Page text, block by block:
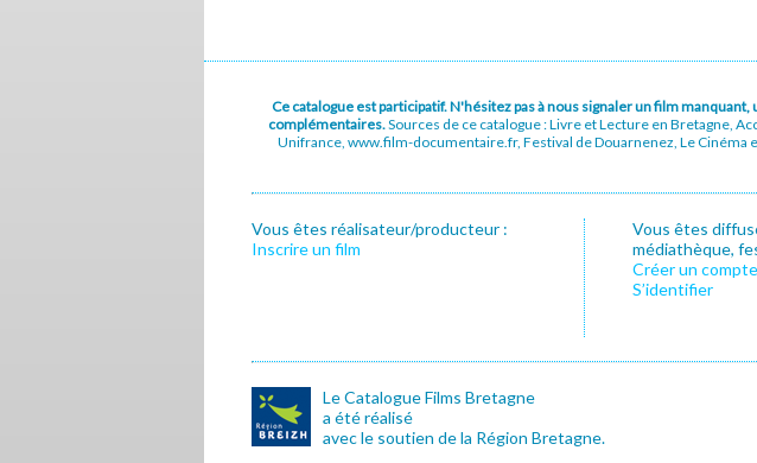
Ce catalogue est participatif. N'hésitez pas à nous signaler un film
complémentaires.Sources de ce catalogue : Livre et Lecture en Bretagne,
Unifrance, www.film-documentaire.fr, Festival de Douarnenez, Le Cinéma
Vous êtes réalisateur/producteur :
Inscrire un film
Vous êtes
médiathèque,
Créer un compte
S’identifier
Le Catalogue Films Bretagne
a été réalisé
avec le soutien de la Région Bretagne.